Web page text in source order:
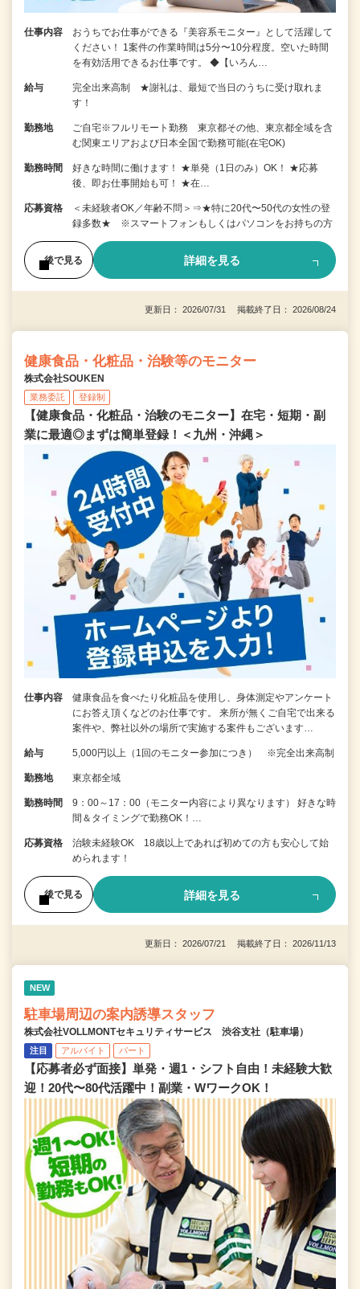
仕事内容
おうちでお仕事ができる『美容系モニター』として活躍して
ください！ 1案件の作業時間は5分〜10分程度。空いた時間
を有効活用できるお仕事です。 ◆【いろん…
給与
完全出来高制 ★謝礼は、最短で当日のうちに受け取れま
す！
勤務地
ご自宅※フルリモート勤務 東京都その他、東京都全域を含
む関東エリアおよび日本全国で勤務可能(在宅OK)
勤務時間
好きな時間に働けます！ ★単発（1日のみ）OK！ ★応募
後、即お仕事開始も可！ ★在…
応募資格
＜未経験者OK／年齢不問＞⇒★特に20代〜50代の女性の登
録多数★ ※スマートフォンもしくはパソコンをお持ちの方
後で見る 詳細を見る
更新日： 2026/07/31 掲載終了日： 2026/08/24
健康食品・化粧品・治験等のモニター
株式会社SOUKEN
業務委託 登録制
【健康食品・化粧品・治験のモニター】在宅・短期・副
業に最適◎まずは簡単登録！＜九州・沖縄＞
仕事内容
健康食品を食べたり化粧品を使用し、身体測定やアンケート
にお答え頂くなどのお仕事です。 来所が無くご自宅で出来る
案件や、弊社以外の場所で実施する案件もございます…
給与 5,000円以上（1回のモニター参加につき） ※完全出来高制
勤務地 東京都全域
勤務時間
9：00～17：00（モニター内容により異なります） 好きな時
間＆タイミングで勤務OK！…
応募資格
治験未経験OK 18歳以上であれば初めての方も安心して始
められます！
後で見る 詳細を見る
更新日： 2026/07/21 掲載終了日： 2026/11/13
NEW
駐車場周辺の案内誘導スタッフ
株式会社VOLLMONTセキュリティサービス 渋谷支社（駐車場）
注目 アルバイト パート
【応募者必ず面接】単発・週1・シフト自由！未経験大歓
迎！20代〜80代活躍中！副業・WワークOK！